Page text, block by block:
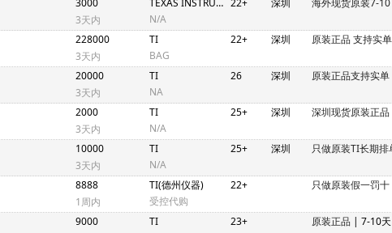
3000
3天内
TEXAS INSTRUMENTS
N/A
22+ 深圳 海外现货原装7-10
228000
3天内
TI
BAG
22+ 深圳 原装正品 支持实单
20000
3天内
TI
NA
26 深圳 原装正品支持实单
2000
3天内
TI
N/A
25+ 深圳 深圳现货原装正品
10000
3天内
TI
N/A
25+ 深圳 只做原装TI长期排
8888
1周内
TI(德州仪器)
受控代购
22+ 只做原装假一罚十
9000
TI
23+ 原装正品 | 7-10天